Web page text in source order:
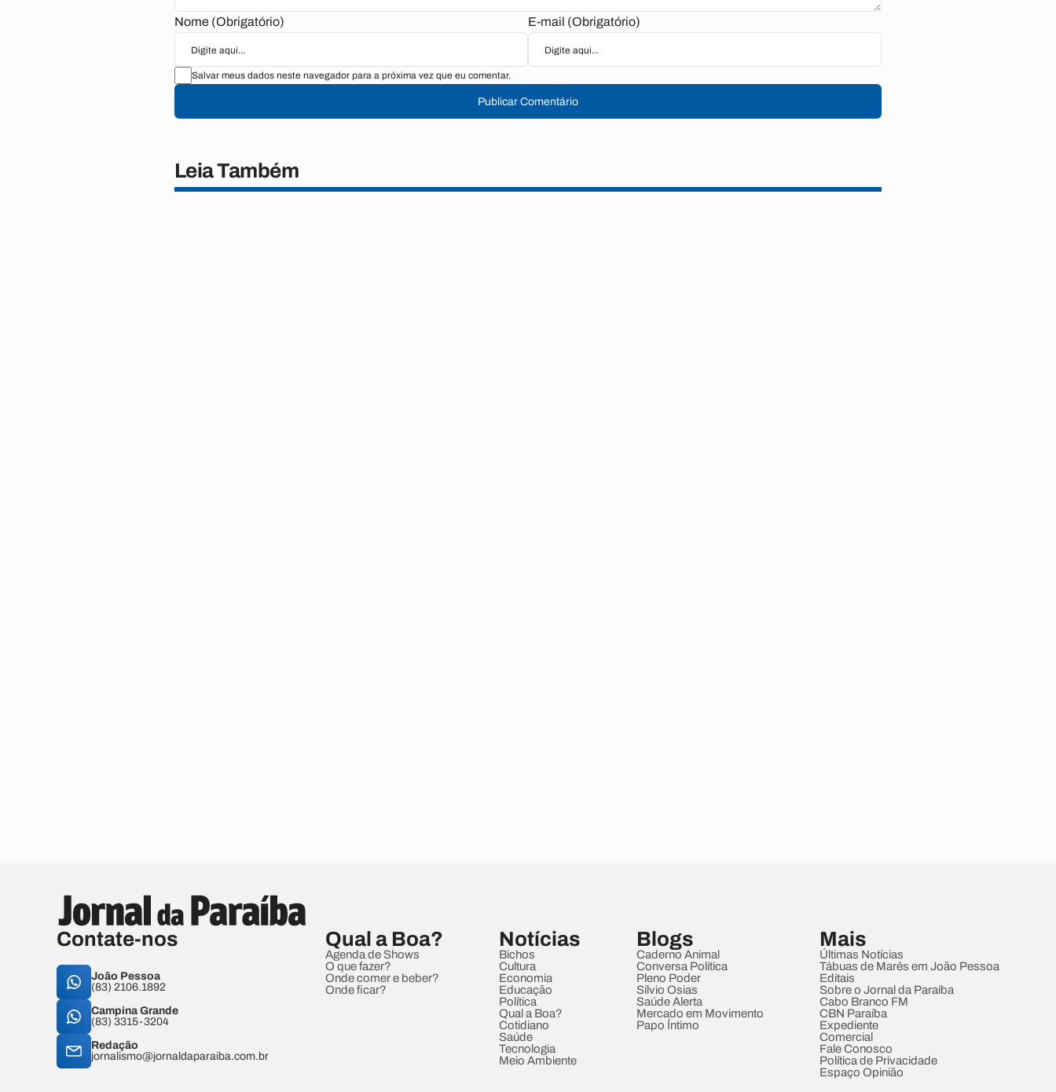
Nome (Obrigatório) E-mail (Obrigatório)
Salvar meus dados neste navegador para a próxima vez que eu comentar.
Publicar Comentário
Leia Também
Contate-nos
João Pessoa
(83) 2106.1892
Campina Grande
(83) 3315-3204
Redação
jornalismo@jornaldaparaiba.com.br
Qual a Boa?
Agenda de Shows
O que fazer?
Onde comer e beber?
Onde ficar?
Notícias
Bichos
Cultura
Economia
Educação
Política
Qual a Boa?
Cotidiano
Saúde
Tecnologia
Meio Ambiente
Blogs
Caderno Animal
Conversa Política
Pleno Poder
Sílvio Osias
Saúde Alerta
Mercado em Movimento
Papo Íntimo
Mais
Últimas Notícias
Tábuas de Marés em João Pessoa
Editais
Sobre o Jornal da Paraíba
Cabo Branco FM
CBN Paraíba
Expediente
Comercial
Fale Conosco
Política de Privacidade
Espaço Opinião